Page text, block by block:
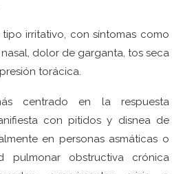
irritativo, con síntomas como
dolor de garganta, tos seca
torácica.
centrado en la respuesta
con pitidos y disnea de
en personas asmáticas o
pulmonar obstructiva crónica